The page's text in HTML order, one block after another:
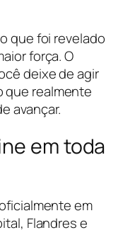
que foi revelado
força. O
deixe de agir
que realmente
avançar.
em toda
em
Flandres e